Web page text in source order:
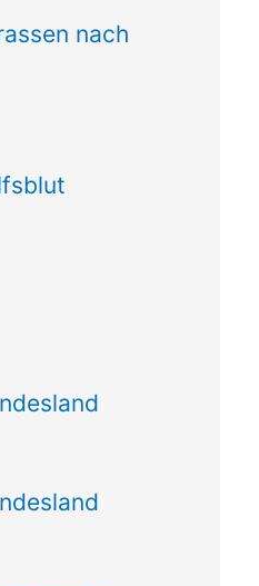
nach